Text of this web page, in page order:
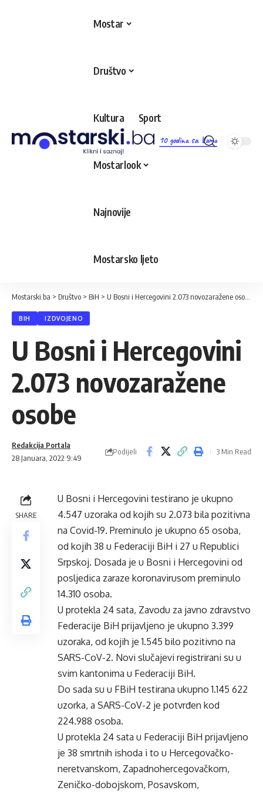
10 godina sa Vama
Mostar
Društvo
Kultura Sport
Mostarlook
Najnovije
Mostarsko ljeto
Mostarski.ba > Društvo > BiH > U Bosni i Hercegovini 2.073 novozaražene osobe
BIH IZDVOJENO
U Bosni i Hercegovini
2.073 novozaražene
osobe
28 Januara, 2022 9:49
Redakcija Portala
Podijeli 3 Min Read
SHARE
U Bosni i Hercegovini testirano je ukupno
4.547 uzoraka od kojih su 2.073 bila pozitivna
na Covid-19. Preminulo je ukupno 65 osoba,
od kojih 38 u Federaciji BiH i 27 u Republici
Srpskoj. Dosada je u Bosni i Hercegovini od
posljedica zaraze koronavirusom preminulo
14.310 osoba.
U protekla 24 sata, Zavodu za javno zdravstvo
Federacije BiH prijavljeno je ukupno 3.399
uzoraka, od kojih je 1.545 bilo pozitivno na
SARS-CoV-2. Novi slučajevi registrirani su u
svim kantonima u Federaciji BiH.
Do sada su u FBiH testirana ukupno 1.145 622
uzorka, a SARS-CoV-2 je potvrđen kod
224.988 osoba.
U protekla 24 sata u Federaciji BiH prijavljeno
je 38 smrtnih ishoda i to u Hercegovačko-
neretvanskom, Zapadnohercegovačkom,
Zeničko-dobojskom, Posavskom,